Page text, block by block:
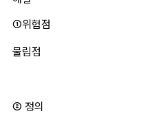
①위험점
물림점
② 정의